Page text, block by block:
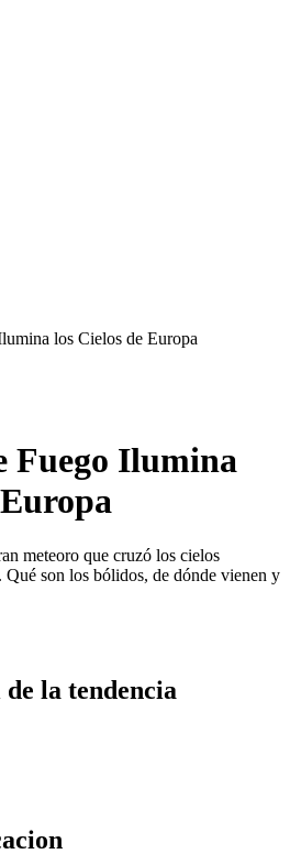
los Cielos de Europa
Fuego Ilumina
meteoro que cruzó los cielos
Qué son los bólidos, de dónde vienen y
la tendencia